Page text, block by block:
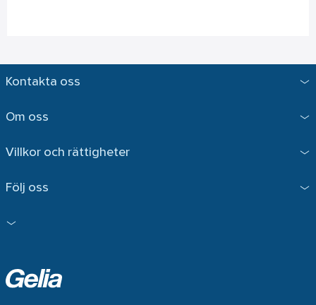
Kontakta oss
Om oss
Villkor och rättigheter
Följ oss